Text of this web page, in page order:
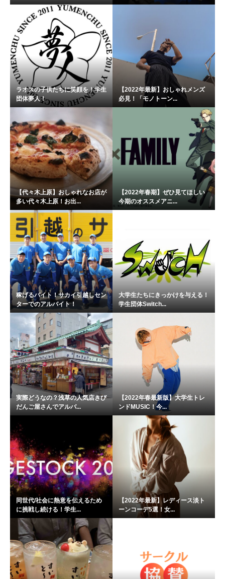
ラオスの子供たちに笑顔を！学生
団体夢人！
【2022年最新】おしゃれメンズ
必見！「モノトーン...
【代々木上原】おしゃれなお店が
多い代々木上原！お出...
【2022年春期】ぜひ見てほしい
今期のオススメアニ...
稼げるバイト！サカイ引越しセン
ターでのアルバイト！
大学生たちにきっかけを与える！
学生団体Switch...
実際どうなの？浅草の人気店きび
だんご屋さんでアルバ...
【2022年春最新版】大学生トレ
ンドMUSIC！今...
同世代/社会に熱意を伝えるため
に挑戦し続ける！学生...
【2022年最新】レディース淡ト
ーンコーデ5選！女...